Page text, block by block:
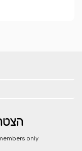
only